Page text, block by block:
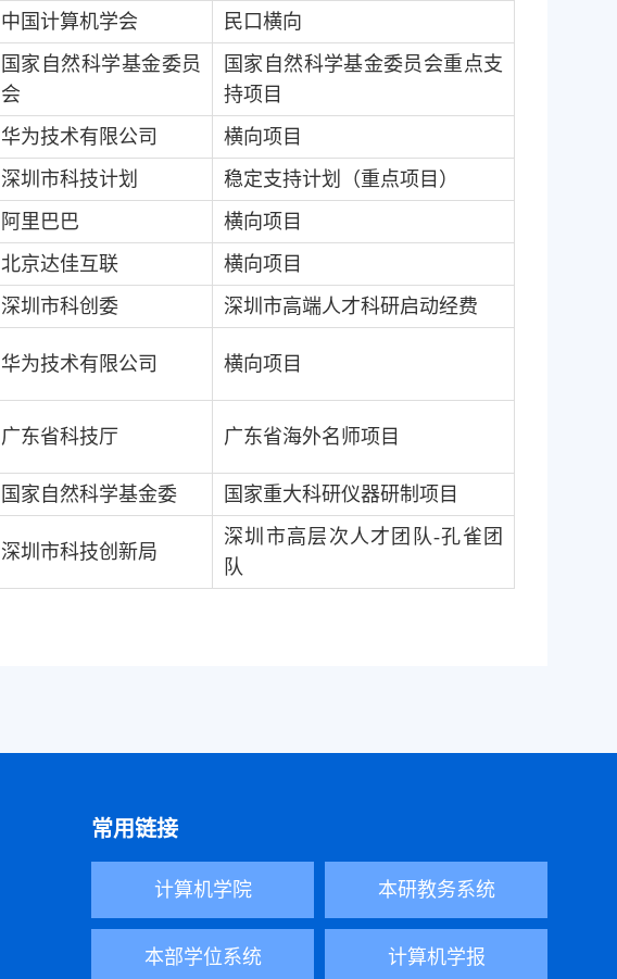
中国计算机学会 民口横向
国家自然科学基金委员
会
国家自然科学基金委员会重点支
持项目
华为技术有限公司
横向项目
深圳市科技计划
稳定支持计划（重点项目）
阿里巴巴
横向项目
北京达佳互联
横向项目
深圳市科创委
深圳市高端人才科研启动经费
华为技术有限公司 横向项目
广东省科技厅 广东省海外名师项目
国家自然科学基金委 国家重大科研仪器研制项目
深圳市科技创新局
深圳市高层次人才团队-孔雀团
队
常用链接
计算机学院 本研教务系统
本部学位系统 计算机学报